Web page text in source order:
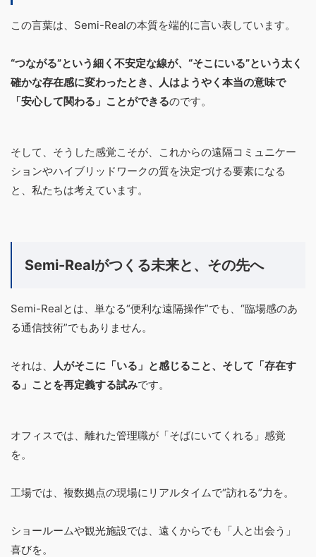
この言葉は、Semi-Realの本質を端的に言い表しています。
“つながる”という細く不安定な線が、“そこにいる”という太く
確かな存在感に変わったとき、人はようやく本当の意味で
「安心して関わる」ことができるのです。
そして、そうした感覚こそが、これからの遠隔コミュニケー
ションやハイブリッドワークの質を決定づける要素になる
と、私たちは考えています。
Semi-Realがつくる未来と、その先へ
Semi-Realとは、単なる“便利な遠隔操作”でも、“臨場感のあ
る通信技術”でもありません。
それは、
人がそこに「いる」と感じること、そして「存在す
る」ことを再定義する試みです。
オフィスでは、離れた管理職が「そばにいてくれる」感覚
を。
工場では、複数拠点の現場にリアルタイムで“訪れる”力を。
ショールームや観光施設では、遠くからでも「人と出会う」
喜びを。